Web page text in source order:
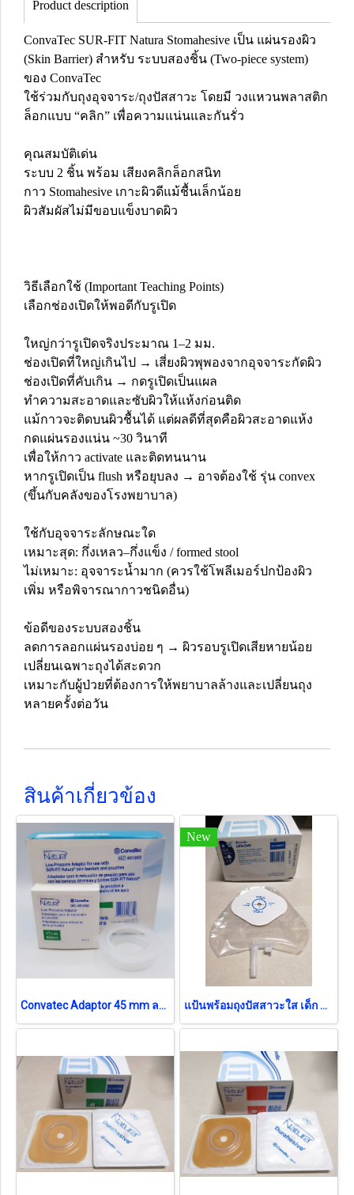
Product description
ConvaTec SUR-FIT Natura Stomahesive เป็น แผ่นรองผิว
(Skin Barrier) สำหรับ ระบบสองชิ้น (Two-piece system)
ของ ConvaTec
ใช้ร่วมกับถุงอุจจาระ/ถุงปัสสาวะ โดยมี วงแหวนพลาสติก
ล็อกแบบ “คลิก” เพื่อความแน่นและกันรั่ว
คุณสมบัติเด่น
ระบบ 2 ชิ้น พร้อม เสียงคลิกล็อกสนิท
กาว Stomahesive เกาะผิวดีแม้ชื้นเล็กน้อย
ผิวสัมผัสไม่มีขอบแข็งบาดผิว
วิธีเลือกใช้ (Important Teaching Points)
เลือกช่องเปิดให้พอดีกับรูเปิด
ใหญ่กว่ารูเปิดจริงประมาณ 1–2 มม.
ช่องเปิดที่ใหญ่เกินไป → เสี่ยงผิวพุพองจากอุจจาระกัดผิว
ช่องเปิดที่คับเกิน → กดรูเปิดเป็นแผล
ทำความสะอาดและซับผิวให้แห้งก่อนติด
แม้กาวจะติดบนผิวชื้นได้ แต่ผลดีที่สุดคือผิวสะอาดแห้ง
กดแผ่นรองแน่น ~30 วินาที
เพื่อให้กาว activate และติดทนนาน
หากรูเปิดเป็น flush หรือยุบลง → อาจต้องใช้ รุ่น convex
(ขึ้นกับคลังของโรงพยาบาล)
ใช้กับอุจจาระลักษณะใด
เหมาะสุด: กึ่งเหลว–กึ่งแข็ง / formed stool
ไม่เหมาะ: อุจจาระน้ำมาก (ควรใช้โพลีเมอร์ปกป้องผิว
เพิ่ม หรือพิจารณากาวชนิดอื่น)
ข้อดีของระบบสองชิ้น
ลดการลอกแผ่นรองบ่อย ๆ → ผิวรอบรูเปิดเสียหายน้อย
เปลี่ยนเฉพาะถุงได้สะดวก
เหมาะกับผู้ป่วยที่ต้องการให้พยาบาลล้างและเปลี่ยนถุง
หลายครั้งต่อวัน
สินค้าเกี่ยวข้อง
Convatec Adaptor 45 mm ลดแรงกด (รหัส 401993)
New
แป้นพร้อมถุงปัสสาวะใส เด็ก Convatec Little Ones 8-25 มม. (รหัส 020917)